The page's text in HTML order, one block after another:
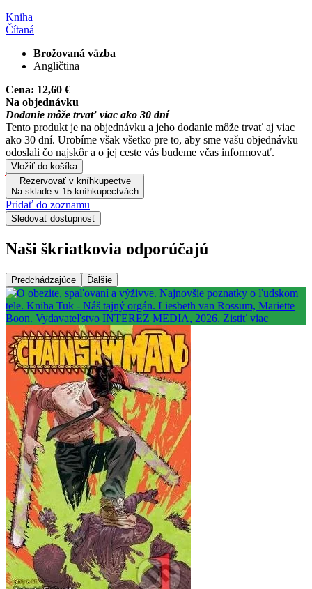
Kniha
Čítaná
Brožovaná väzba
Angličtina
Cena: 12,60 €
Na objednávku
Dodanie môže trvať viac ako 30 dní
Tento produkt je na objednávku a jeho dodanie môže trvať aj viac
ako 30 dní. Urobíme však všetko pre to, aby sme vašu objednávku
odoslali čo najskôr a o jej ceste vás budeme včas informovať.
Vložiť do košíka
Rezervovať v kníhkupectve
Na sklade v 15 kníhkupectvách
Pridať do zoznamu
Sledovať dostupnosť
Naši škriatkovia odporúčajú
Predchádzajúce Ďalšie